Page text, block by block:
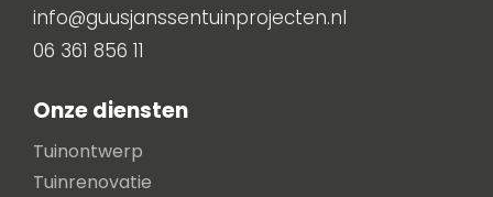
Onze diensten
Tuinontwerp
Tuinrenovatie
info@guusjanssentuinprojecten.nl
06 361 856 11